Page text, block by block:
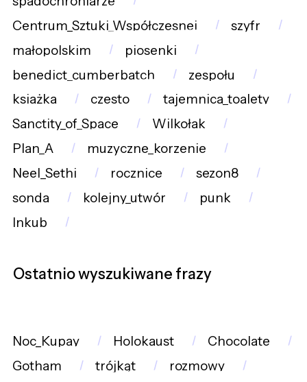
Centrum_Sztuki_Współczesnej
szyfr
małopolskim
piosenki
benedict_cumberbatch
zespołu
ksiażka
czesto
tajemnica_toalety
Sanctity_of_Space
Wilkołak
Plan_A
muzyczne_korzenie
Neel_Sethi
rocznice
sezon8
sonda
kolejny_utwór
punk
Inkub
Ostatnio wyszukiwane frazy
Noc_Kupay Holokaust
Chocolate
Gotham
trójkąt
rozmowy